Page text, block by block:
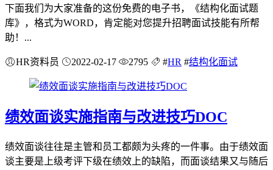
下面我们为大家准备的这份免费的电子书，《结构化面试题
库》，格式为WORD，肯定能对您提升招聘面试技能有所帮
助！...
HR资料员 2022-02-17 2795 #HR #结构化面试
绩效面谈实施指南与改进技巧DOC
绩效面谈往往是主管和员工都颇为头疼的一件事。由于绩效面
谈主要是上级考评下级在绩效上的缺陷，而面谈结果又与随后